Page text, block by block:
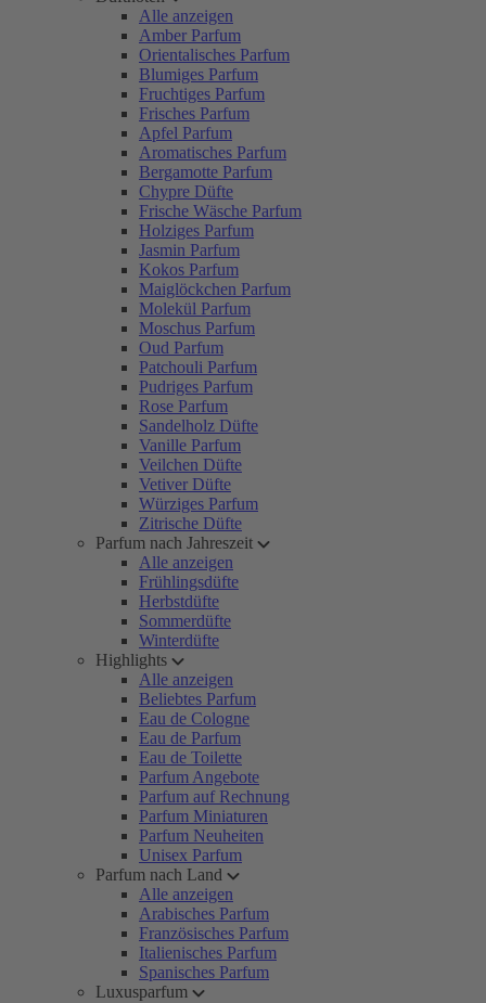
Alle anzeigen
Amber Parfum
Orientalisches Parfum
Blumiges Parfum
Fruchtiges Parfum
Frisches Parfum
Apfel Parfum
Aromatisches Parfum
Bergamotte Parfum
Chypre Düfte
Frische Wäsche Parfum
Holziges Parfum
Jasmin Parfum
Kokos Parfum
Maiglöckchen Parfum
Molekül Parfum
Moschus Parfum
Oud Parfum
Patchouli Parfum
Pudriges Parfum
Rose Parfum
Sandelholz Düfte
Vanille Parfum
Veilchen Düfte
Vetiver Düfte
Würziges Parfum
Zitrische Düfte
Parfum nach Jahreszeit
Alle anzeigen
Frühlingsdüfte
Herbstdüfte
Sommerdüfte
Winterdüfte
Highlights
Alle anzeigen
Beliebtes Parfum
Eau de Cologne
Eau de Parfum
Eau de Toilette
Parfum Angebote
Parfum auf Rechnung
Parfum Miniaturen
Parfum Neuheiten
Unisex Parfum
Parfum nach Land
Alle anzeigen
Arabisches Parfum
Französisches Parfum
Italienisches Parfum
Spanisches Parfum
Luxusparfum